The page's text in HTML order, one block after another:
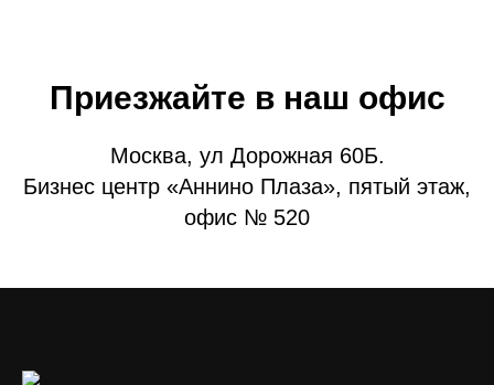
Приезжайте в наш офис
Москва, ул Дорожная 60Б.
Бизнес центр «Аннино Плаза», пятый этаж,
офис № 520